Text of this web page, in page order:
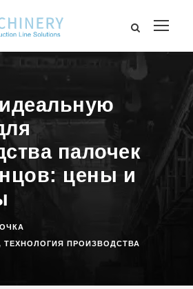
палочек
цены и
ТЕХНОЛОГИЯ ПРОИЗВОДСТВА